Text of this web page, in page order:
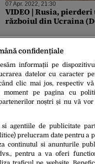
07 Apr. 2022, 21:30
VIDEO | Rusia,
războiul din Ucraina
confidențiale
informații pe
datelor cu caracter
clic mai jos, respectiv
pe pagina cu
noștri și nu vă vor
agentiile de publicitate
prelucram date pentru a
continutul si anunturile
pentru a va oferi